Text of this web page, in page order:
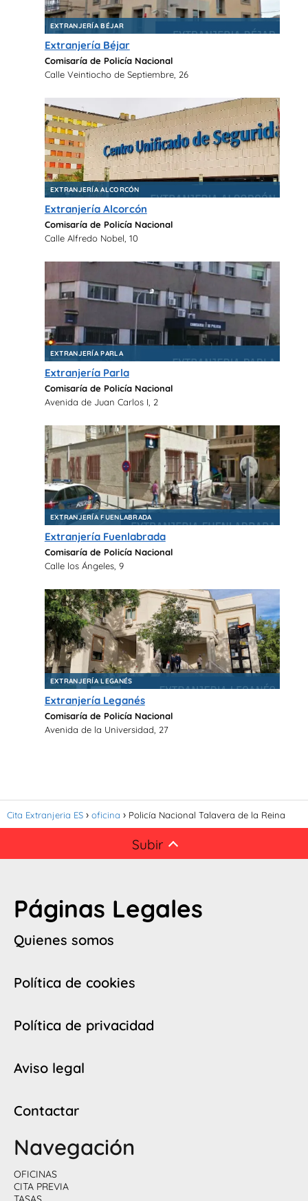
EXTRANJERÍA BÉJAR
Extranjería Béjar
Comisaría de Policía Nacional
Calle Veintiocho de Septiembre, 26
EXTRANJERÍA ALCORCÓN
Extranjería Alcorcón
Comisaría de Policía Nacional
Calle Alfredo Nobel, 10
EXTRANJERÍA PARLA
Extranjería Parla
Comisaría de Policía Nacional
Avenida de Juan Carlos I, 2
EXTRANJERÍA FUENLABRADA
Extranjería Fuenlabrada
Comisaría de Policía Nacional
Calle los Ángeles, 9
EXTRANJERÍA LEGANÉS
Extranjería Leganés
Comisaría de Policía Nacional
Avenida de la Universidad, 27
Cita Extranjeria ES oficina Policía Nacional Talavera de la Reina
Subir
Páginas Legales
Quienes somos
Política de cookies
Política de privacidad
Aviso legal
Contactar
Navegación
OFICINAS
CITA PREVIA